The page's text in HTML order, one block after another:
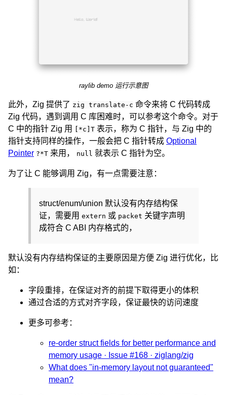
raylib demo 运行示意图
此外，Zig 提供了 zig translate-c 命令来将 C 代码转成
Zig 代码，遇到调用 C 库困难时，可以参考这个命令。对于
C 中的指针 Zig 用
[*c]T 表示，称为 C 指针，与 Zig 中的
指针支持同样的操作，一般会把 C 指针转成 Optional
Pointer ?*T 来用， null 就表示 C 指针为空。
为了让 C 能够调用 Zig，有一点需要注意：
struct/enum/union 默认没有内存结构保
证，需要用 extern 或 packet 关键字声明
成符合 C ABI 内存格式的，
默认没有内存结构保证的主要原因是方便 Zig 进行优化，比
如：
字段重排，在保证对齐的前提下取得更小的体积
通过合适的方式对齐字段，保证最快的访问速度
更多可参考：
re-order struct fields for better performance and
memory usage · Issue #168 · ziglang/zig
What does "in-memory layout not guaranteed"
mean?